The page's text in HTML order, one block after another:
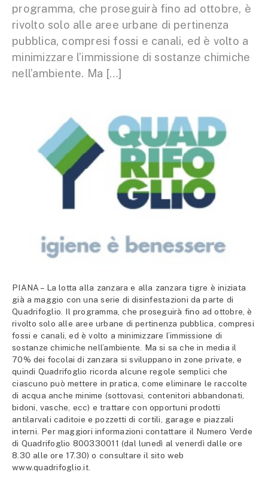
programma, che proseguirà fino ad ottobre, è
rivolto solo alle aree urbane di pertinenza
pubblica, compresi fossi e canali, ed è volto a
minimizzare l’immissione di sostanze chimiche
nell’ambiente. Ma […]
PIANA – La lotta alla zanzara e alla zanzara tigre è iniziata
già a maggio con una serie di disinfestazioni da parte di
Quadrifoglio. Il programma, che proseguirà fino ad ottobre, è
rivolto solo alle aree urbane di pertinenza pubblica, compresi
fossi e canali, ed è volto a minimizzare l’immissione di
sostanze chimiche nell’ambiente. Ma si sa che in media il
70% dei focolai di zanzara si sviluppano in zone private, e
quindi Quadrifoglio ricorda alcune regole semplici che
ciascuno può mettere in pratica, come eliminare le raccolte
di acqua anche minime (sottovasi, contenitori abbandonati,
bidoni, vasche, ecc) e trattare con opportuni prodotti
antilarvali caditoie e pozzetti di cortili, garage e piazzali
interni. Per maggiori informazioni contattare il Numero Verde
di Quadrifoglio 800330011 (dal lunedì al venerdì dalle ore
8.30 alle ore 17.30) o consultare il sito web
www.quadrifoglio.it.